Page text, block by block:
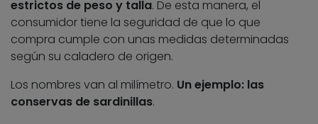
estrictos de peso y talla. De esta manera, el
consumidor tiene la seguridad de que lo que
compra cumple con unas medidas determinadas
según su caladero de origen.
Los nombres van al milímetro. Un ejemplo: las
conservas de sardinillas.